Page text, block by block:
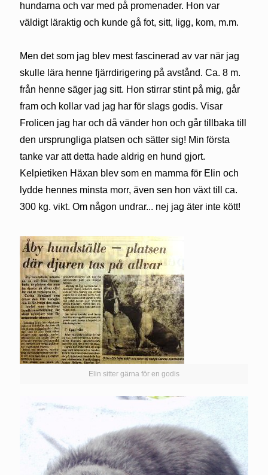
hundarna och var med på promenader. Hon var
väldigt läraktig och kunde gå fot, sitt, ligg, kom, m.m.
Men det som jag blev mest fascinerad av var när jag
skulle lära henne fjärrdirigering på avstånd. Ca. 8 m.
från henne säger jag sitt. Hon stirrar stint på mig, går
fram och kollar vad jag har för slags godis. Visar
Frolicen jag har och då vänder hon och går tillbaka till
den ursprungliga platsen och sätter sig! Min första
tanke var att detta hade aldrig en hund gjort.
Kelpietiken Häxan blev som en mamma för Elin och
lydde hennes minsta morr, även sen hon växt till ca.
300 kg. vikt. Om någon undrar... nej jag äter inte kött!
Elin sitter gärna för en godis